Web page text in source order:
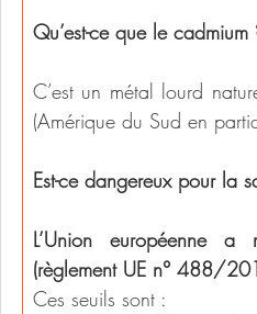
Qu’est-ce que le cadmium
C’est un métal lourd
(Amérique du Sud en
Est-ce dangereux pour la
L’Union européenne
(règlement UE n° 488/
Ces seuils sont :